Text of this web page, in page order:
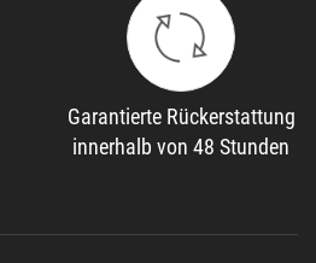
Garantierte Rückerstattung
innerhalb von 48 Stunden